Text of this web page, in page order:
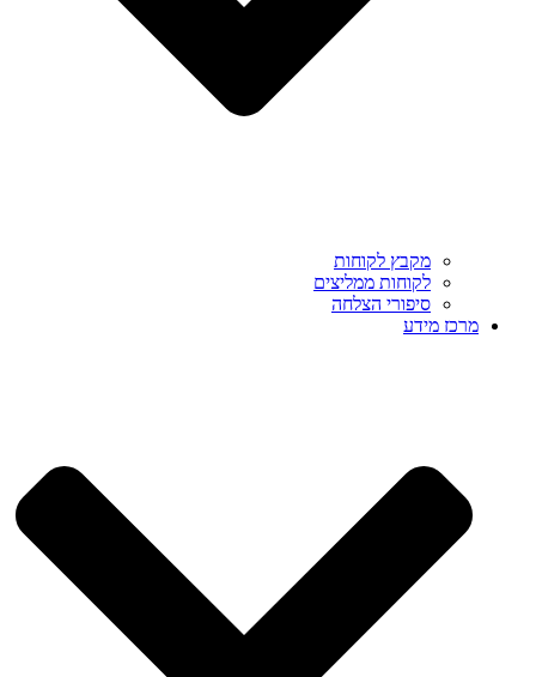
מקבץ לקוחות
לקוחות ממליצים
סיפורי הצלחה
מרכז מידע